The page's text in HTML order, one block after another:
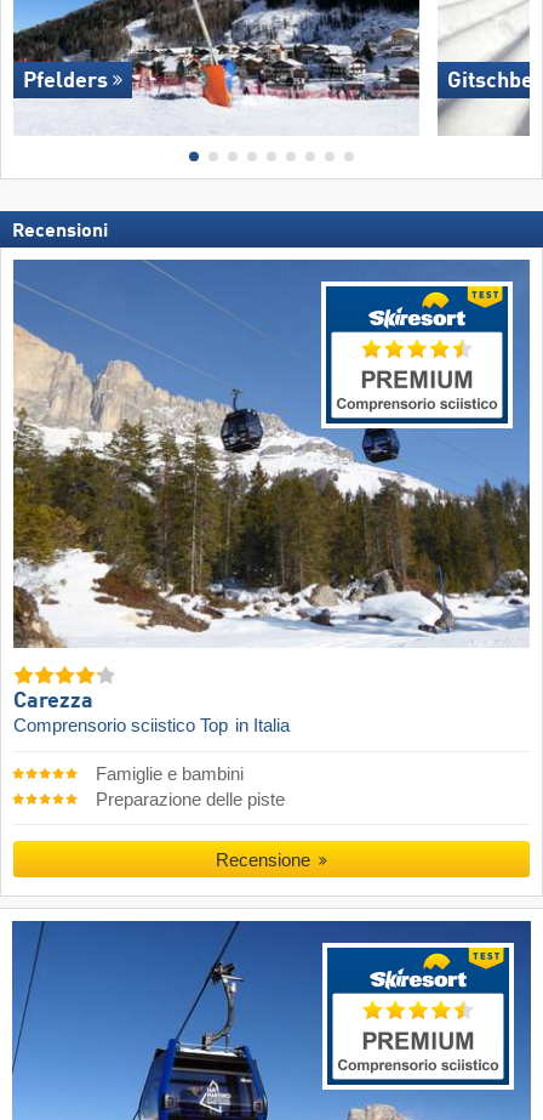
Pfelders
Recensioni
Carezza
Comprensorio sciistico Top in Italia
Famiglie e bambini
Preparazione delle piste
Recensione